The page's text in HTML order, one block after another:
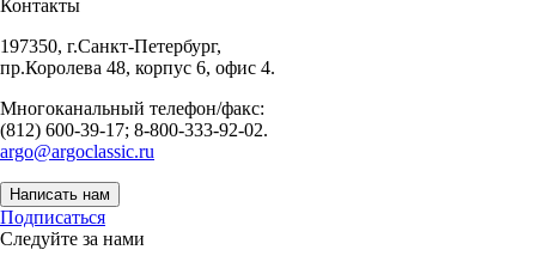
Контакты
197350, г.Санкт-Петербург,
пр.Королева 48, корпус 6, офис 4.
Многоканальный телефон/факс:
(812) 600-39-17; 8-800-333-92-02.
argo@argoclassic.ru
Написать нам
Подписаться
Следуйте за нами